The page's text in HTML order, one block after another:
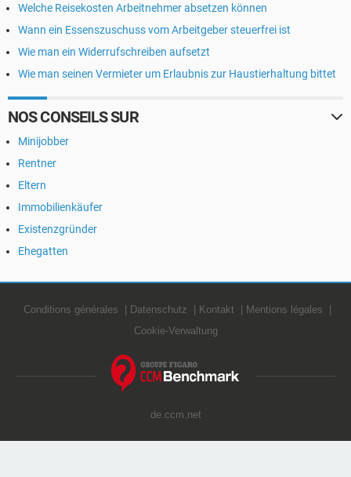
Welche Reisekosten Arbeitnehmer absetzen können
Wann ein Essenszuschuss vom Arbeitgeber steuerfrei ist
Wie man ein Widerrufschreiben aufsetzt
Wie man seinen Vermieter um Erlaubnis zur Haustierhaltung bittet
NOS CONSEILS SUR
Minijobber
Rentner
Eltern
Immobilienkäufer
Existenzgründer
Ehegatten
Conditions générales Datenschutz Kontakt
Mentions légales
Cookie-Verwaltung
de.ccm.net